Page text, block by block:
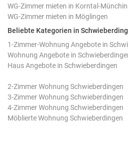
WG-Zimmer mieten in Korntal-
WG-Zimmer mieten in Möglingen
Beliebte Kategorien in
1-Zimmer-Wohnung Angebote in
Wohnung Angebote in
Haus Angebote in Schwieberdingen
2-Zimmer Wohnung Schwieberdingen
3-Zimmer Wohnung Schwieberdingen
4-Zimmer Wohnung Schwieberdingen
Möblierte Wohnung Schwieberdingen